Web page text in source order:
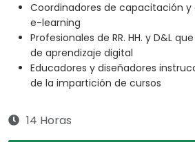
Coordinadores de capacitación
e-learning
Profesionales de RR. HH. y D&L
de aprendizaje digital
Educadores y diseñadores
de la impartición de cursos
14 Horas